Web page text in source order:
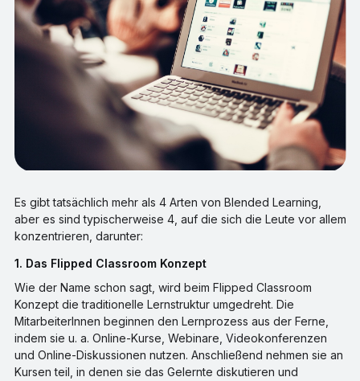
Es gibt tatsächlich mehr als 4 Arten von Blended Learning,
aber es sind typischerweise 4, auf die sich die Leute vor allem
konzentrieren, darunter:
1. Das Flipped Classroom Konzept
Wie der Name schon sagt, wird beim Flipped Classroom
Konzept die traditionelle Lernstruktur umgedreht. Die
MitarbeiterInnen beginnen den Lernprozess aus der Ferne,
indem sie u. a. Online-Kurse, Webinare, Videokonferenzen
und Online-Diskussionen nutzen. Anschließend nehmen sie an
Kursen teil, in denen sie das Gelernte diskutieren und